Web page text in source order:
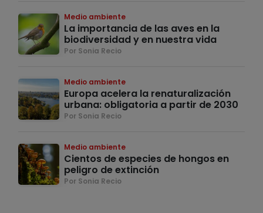
Medio ambiente
La importancia de las aves en la
biodiversidad y en nuestra vida
Por Sonia Recio
Medio ambiente
Europa acelera la renaturalización
urbana: obligatoria a partir de 2030
Por Sonia Recio
Medio ambiente
Cientos de especies de hongos en
peligro de extinción
Por Sonia Recio